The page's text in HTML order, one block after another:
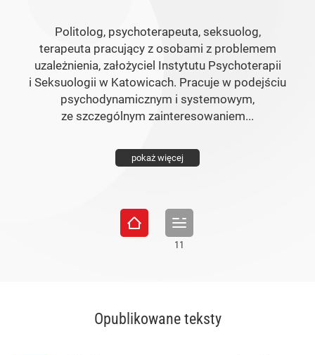
Politolog, psychoterapeuta, seksuolog,
terapeuta pracujący z osobami z problemem
uzależnienia, założyciel Instytutu Psychoterapii
i Seksuologii w Katowicach. Pracuje w podejściu
psychodynamicznym i systemowym,
ze szczególnym zainteresowaniem...
pokaż więcej
Opublikowane teksty